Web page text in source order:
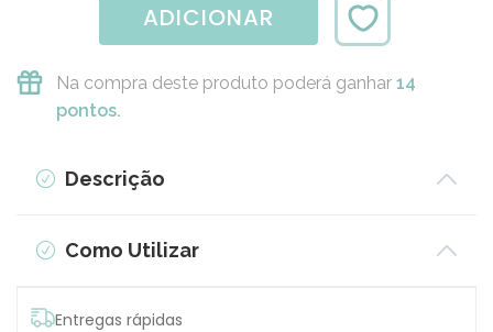
ADICIONAR
Na compra deste produto poderá ganhar 14
pontos.
Descrição
Como Utilizar
Entregas rápidas